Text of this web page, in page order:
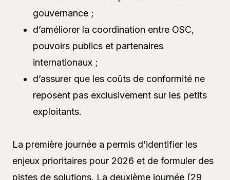
gouvernance ;
d’améliorer la coordination entre OSC,
pouvoirs publics et partenaires
internationaux ;
d’assurer que les coûts de conformité ne
reposent pas exclusivement sur les petits
exploitants.
La première journée a permis d’identifier les
enjeux prioritaires pour 2026 et de formuler des
pistes de solutions. La deuxième journée (29